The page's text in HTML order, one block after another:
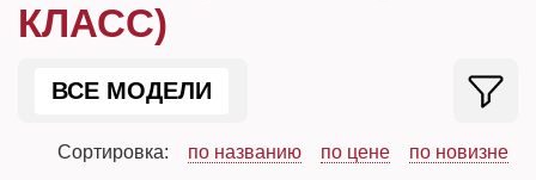
КЛАСС)
ВСЕ МОДЕЛИ
Сортировка: по названию по цене по новизне